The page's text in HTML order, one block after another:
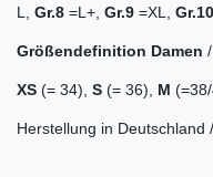
L, Gr.8 =L+, Gr.9 =XL, Gr.10
Größendefinition Damen
XS (= 34), S (= 36), M
Herstellung in Deutschland